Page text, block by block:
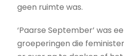
geen ruimte was.
‘Paarse September’ was
groeperingen die